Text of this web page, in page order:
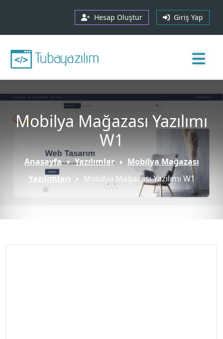
Hesap Oluştur Giriş Yap
Mobilya Mağazası Yazılımı
W1
Anasayfa Yazılımlar
Mobilya Mağazası
Yazılımları
Mobilya Mağazası Yazılımı W1